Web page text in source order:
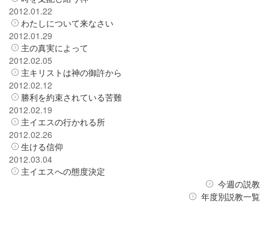
2012.01.22
わたしについて来なさい
2012.01.29
主の真実によって
2012.02.05
主キリストは神の御許から
2012.02.12
勝利を約束されている苦難
2012.02.19
主イエスの行かれる所
2012.02.26
生ける信仰
2012.03.04
主イエスへの態度決定
今週の説教
年度別説教一覧